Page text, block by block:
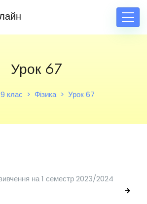
Урок 67
9 клас Фізика Урок 67
на 1 семестр 2023/2024